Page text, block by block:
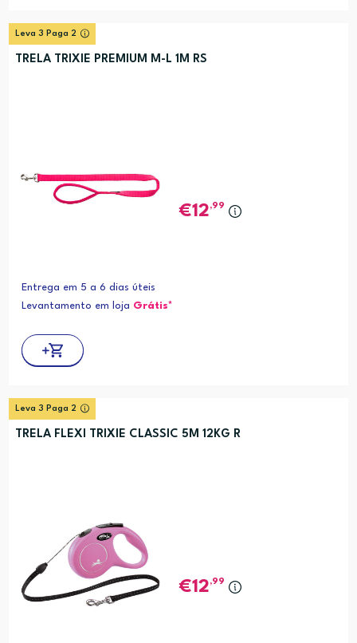
Leva 3 Paga 2
TRELA TRIXIE PREMIUM M-L 1M RS
12,99
Entrega em 5 a 6 dias úteis
Levantamento em loja Grátis*
Leva 3 Paga 2
TRELA FLEXI TRIXIE CLASSIC 5M 12KG R
12,99